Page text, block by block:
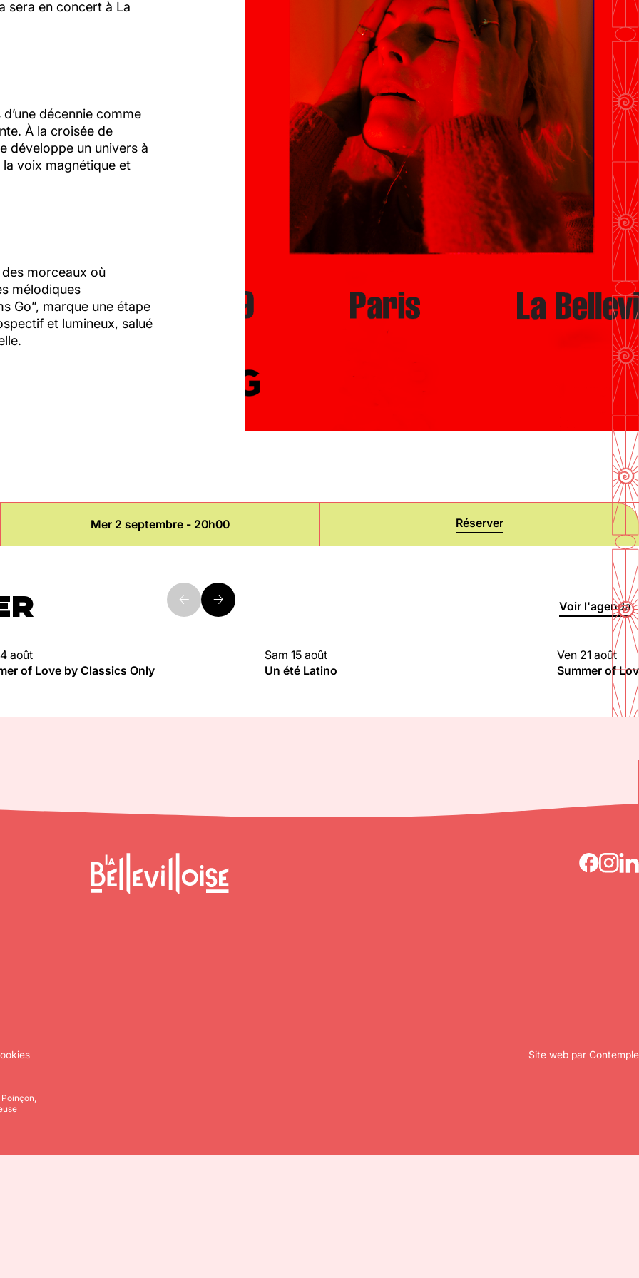
En savoir plus
En savoir plus
Mer 2 septembre - 20h00 Réserver
sera en concert à La
décennie comme
À la croisée de
développe un univers à
voix magnétique et
morceaux où
mélodiques
Go”, marque une étape
et lumineux, salué
Voir l'agenda
août
of Love by Classics Only
CLUBBING
Sam 15 août
Un été Latino
CLUBBING
Ven 21 août
Summer of
Site web par Contemple